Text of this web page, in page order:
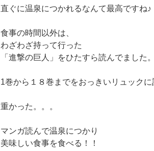
直ぐに温泉につかれるなんて最高ですね♪
食事の時間以外は、
わざわざ持って行った
「進撃の巨人」をひたすら読んでました
1巻から１８巻までをおっきいリュックに
重かった。。。
マンガ読んで温泉につかり
美味しい食事を食べる！！